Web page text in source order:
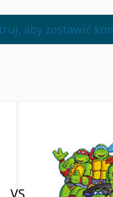
aby zostawić
VS